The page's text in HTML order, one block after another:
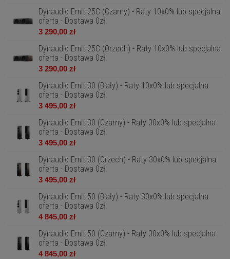
Dynaudio Emit 25C (Czarny) - Raty 10x0% lub specjalna
oferta - Dostawa 0zł!
3 290,00 zł
Dynaudio Emit 25C (Orzech) - Raty 10x0% lub specjalna
oferta - Dostawa 0zł!
3 290,00 zł
Dynaudio Emit 30 (Biały) - Raty 10x0% lub specjalna
oferta - Dostawa 0zł!
3 495,00 zł
Dynaudio Emit 30 (Czarny) - Raty 30x0% lub specjalna
oferta - Dostawa 0zł!
3 495,00 zł
Dynaudio Emit 30 (Orzech) - Raty 30x0% lub specjalna
oferta - Dostawa 0zł!
3 495,00 zł
Dynaudio Emit 50 (Biały) - Raty 30x0% lub specjalna
oferta - Dostawa 0zł!
4 845,00 zł
Dynaudio Emit 50 (Czarny) - Raty 30x0% lub specjalna
oferta - Dostawa 0zł!
4 845,00 zł